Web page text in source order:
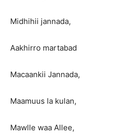
Midhihii jannada,
Aakhirro martabad
Macaankii Jannada,
Maamuus la kulan,
Mawlle waa Allee,